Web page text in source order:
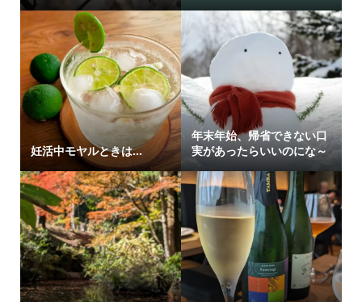
妊活中モヤルときは…
年末年始、帰省できない口
実があったらいいのにな～